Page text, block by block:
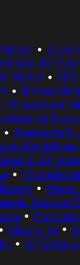
•
3D
Maker •
•
Procedural
Tools
•
Workflows
AI
•
• Maya
Texture
•
• Meshy AI •
•